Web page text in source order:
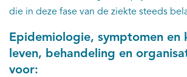
die in deze fase van de ziekte steeds
Epidemiologie, symptomen en
leven, behandeling en
voor: